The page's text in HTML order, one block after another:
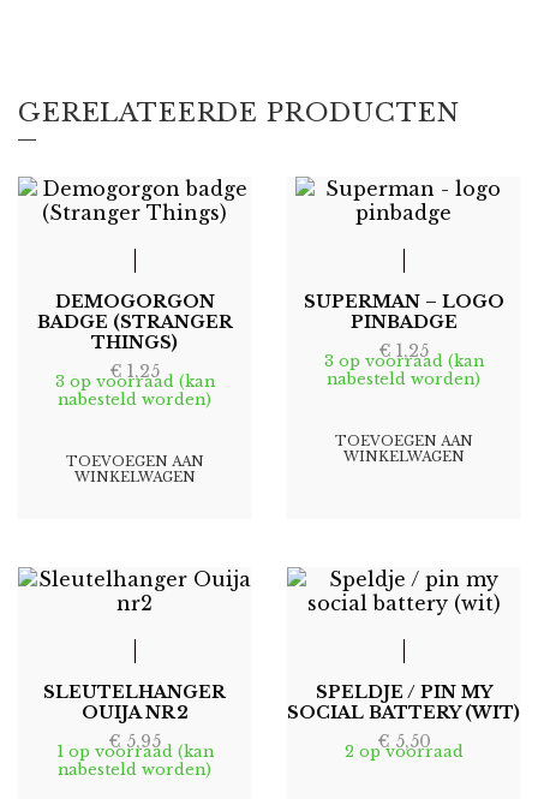
GERELATEERDE PRODUCTEN
DEMOGORGON
BADGE (STRANGER
THINGS)
€ 1,25
3 op voorraad (kan
nabesteld worden)
TOEVOEGEN AAN
WINKELWAGEN
SUPERMAN – LOGO
PINBADGE
€ 1,25
3 op voorraad (kan
nabesteld worden)
TOEVOEGEN AAN
WINKELWAGEN
SLEUTELHANGER
OUIJA NR2
€ 5,95
1 op voorraad (kan
nabesteld worden)
SPELDJE / PIN MY
SOCIAL BATTERY (WIT)
€ 5,50
2 op voorraad